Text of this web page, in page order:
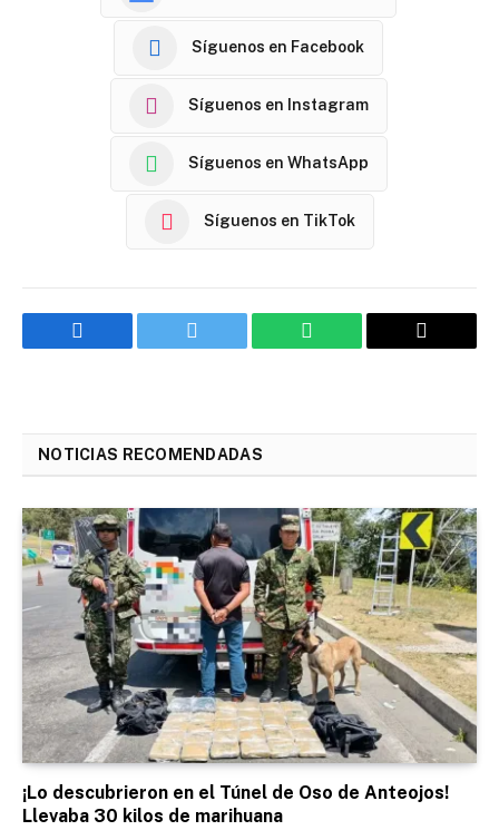
Síguenos en Facebook
Síguenos en Instagram
Síguenos en WhatsApp
Síguenos en TikTok
Facebook Twitter WhatsApp Email
NOTICIAS RECOMENDADAS
¡Lo descubrieron en el Túnel de Oso de Anteojos!
Llevaba 30 kilos de marihuana